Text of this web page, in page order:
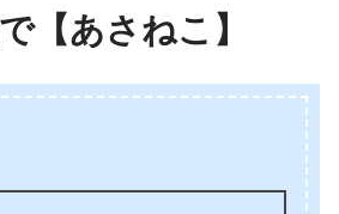
【あさねこ】